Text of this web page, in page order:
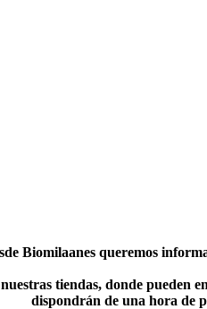
Biomilaanes queremos
tiendas, donde pueden
dispondrán de una hora de